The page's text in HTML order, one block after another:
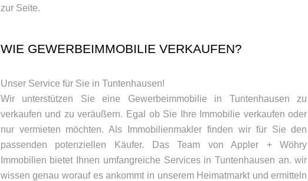
zur Seite.
WIE GEWERBEIMMOBILIE VERKAUFEN?
Unser Service für Sie in Tuntenhausen!
Wir unterstützen Sie eine Gewerbeimmobilie in Tuntenhausen zu
verkaufen und zu veräußern. Egal ob Sie Ihre Immobilie verkaufen oder
nur vermieten möchten. Als Immobilienmakler finden wir für Sie den
passenden potenziellen Käufer. Das Team von Appler + Wöhry
Immobilien bietet Ihnen umfangreiche Services in Tuntenhausen an. wir
wissen genau worauf es ankommt in unserem Heimatmarkt und ermitteln